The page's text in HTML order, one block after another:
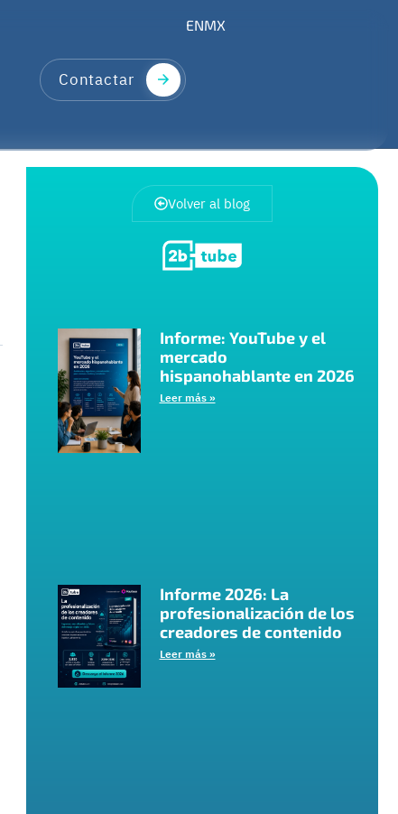
Contactar
ENMX
Volver al blog
Informe: YouTube y el
mercado
hispanohablante en 2026
Leer más »
Informe 2026: La
profesionalización de los
creadores de contenido
Leer más »